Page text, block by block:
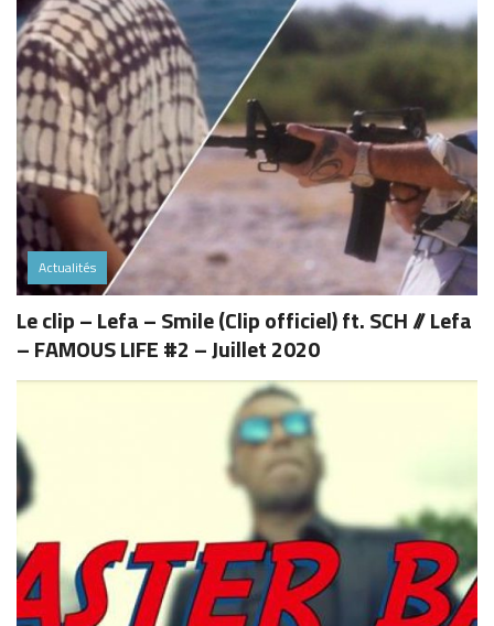
Actualités
Le clip – Lefa – Smile (Clip officiel) ft. SCH // Lefa
– FAMOUS LIFE #2 – Juillet 2020